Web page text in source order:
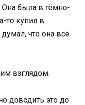
Она была в тёмно-
то купил в
что она всё
взглядом.
доводить это до